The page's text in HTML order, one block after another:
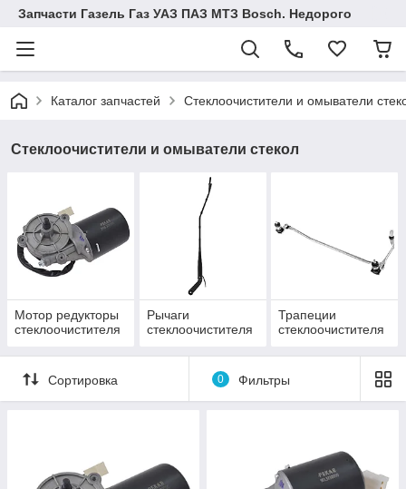
Запчасти Газель Газ УАЗ ПАЗ МТЗ Bosch. Недорого
Каталог запчастей Стеклоочистители и омыватели
Стеклоочистители и омыватели стекол
Мотор редукторы
стеклоочистителя
Рычаги
стеклоочистителя
Трапеции
стеклоочистителя
Сортировка 0 Фильтры